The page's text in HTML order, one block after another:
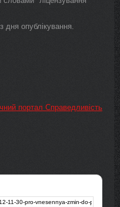
дня опублікування.
портал Справедливість